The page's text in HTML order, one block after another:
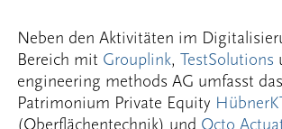
Neben den Aktivitäten im
Bereich mit Grouplink,TestSolutions
engineering methods AG umfasst
Patrimonium Private Equity
(Oberflächentechnik) und Octo